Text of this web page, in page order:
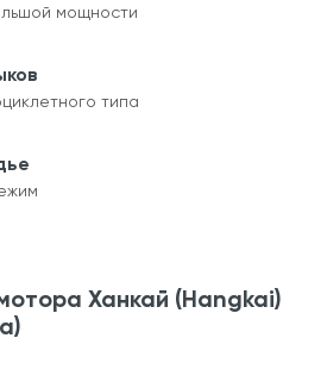
мощности
типа
Ханкай (Hangkai)